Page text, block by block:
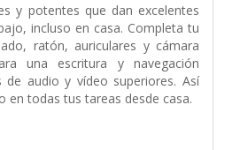
y potentes que dan excelentes
incluso en casa. Completa tu
ratón, auriculares y cámara
una escritura y navegación
de audio y vídeo superiores. Así
en todas tus tareas desde casa.